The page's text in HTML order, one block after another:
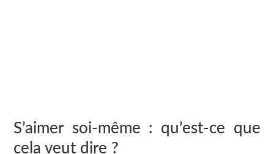
S’aimer soi-même : qu’est-ce que
cela veut dire ?